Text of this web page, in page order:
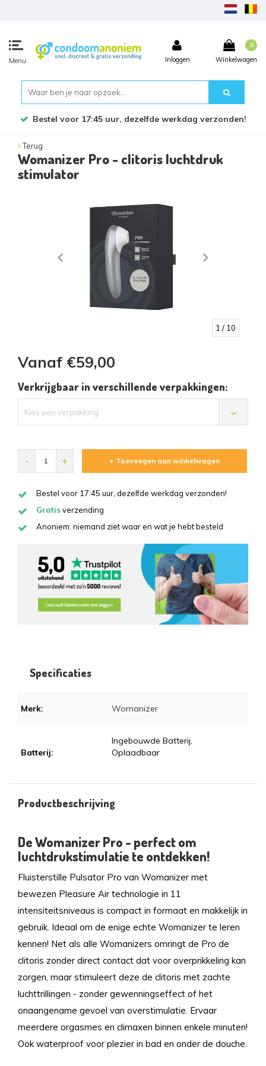
Menu Inloggen
0
Winkelwagen
Bestel voor 17:45 uur, dezelfde werkdag verzonden!
Terug
Womanizer Pro - clitoris luchtdruk
stimulator
1 / 10
Vanaf €59,00
Verkrijgbaar in verschillende verpakkingen:
Kies een verpakking
- + + Toevoegen aan winkelwagen
Bestel voor 17:45 uur, dezelfde werkdag verzonden!
Gratisverzending
Anoniem: niemand ziet waar en wat je hebt besteld
Specificaties
Merk: Womanizer
Batterij:
Ingebouwde Batterij,
Oplaadbaar
Productbeschrijving
De Womanizer Pro - perfect om
luchtdrukstimulatie te ontdekken!
Fluisterstille Pulsator Pro van Womanizer met
bewezen Pleasure Air technologie in 11
intensiteitsniveaus is compact in formaat en makkelijk in
gebruik. Ideaal om de enige echte Womanizer te leren
kennen! Net als alle Womanizers omringt de Pro de
clitoris zonder direct contact dat voor overprikkeling kan
zorgen, maar stimuleert deze de clitoris met zachte
luchttrillingen - zonder gewenningseffect of het
onaangename gevoel van overstimulatie. Ervaar
meerdere orgasmes en climaxen binnen enkele minuten!
Ook waterproof voor plezier in bad en onder de douche.